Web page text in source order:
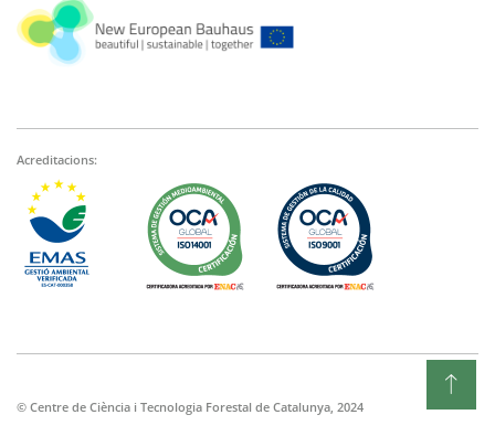
Acreditacions:
© Centre de Ciència i Tecnologia Forestal de Catalunya, 2024